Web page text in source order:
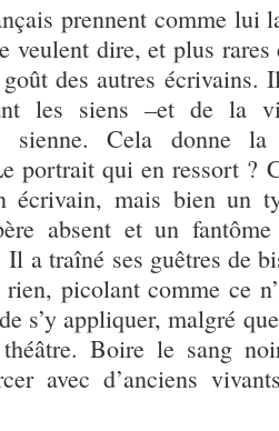
prennent comme lui
veulent dire, et plus
des autres écrivains.
les siens –et de la
sienne. Cela donne
portrait qui en ressort ?
écrivain, mais bien un
absent et un
Il a traîné ses guêtres de
picolant comme ce
s’y appliquer, malgré
Boire le sang
avec d’anciens